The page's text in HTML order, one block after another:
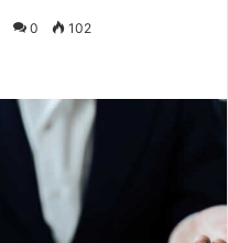
0 102